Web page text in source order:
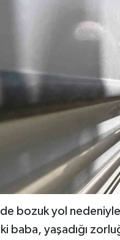
bozuk yol nedeniyle
baba, yaşadığı